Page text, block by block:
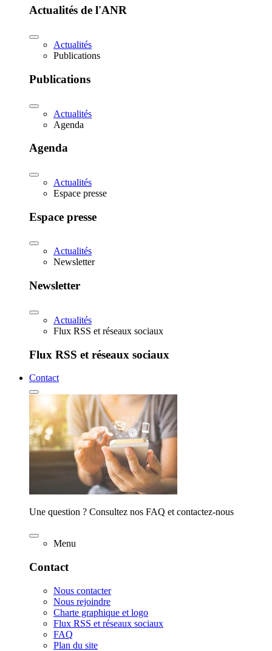
Actualités de l'ANR
Actualités
Publications
Publications
Actualités
Agenda
Agenda
Actualités
Espace presse
Espace presse
Actualités
Newsletter
Newsletter
Actualités
Flux RSS et réseaux sociaux
Flux RSS et réseaux sociaux
Contact
Une question ? Consultez nos FAQ et contactez-nous
Menu
Contact
Nous contacter
Nous rejoindre
Charte graphique et logo
Flux RSS et réseaux sociaux
FAQ
Plan du site